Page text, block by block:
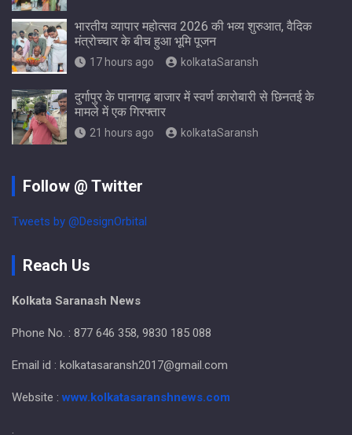
भारतीय व्यापार महोत्सव 2026 की भव्य शुरुआत, वैदिक
मंत्रोच्चार के बीच हुआ भूमि पूजन
17 hours ago kolkataSaransh
दुर्गापुर के पानागढ़ बाजार में स्वर्ण कारोबारी से छिनतई के
मामले में एक गिरफ्तार
21 hours ago kolkataSaransh
Follow @ Twitter
Tweets by @DesignOrbital
Reach Us
Kolkata Saranash News
Phone No. : 877 646 358, 9830 185 088
Email id : kolkatasaransh2017@gmail.com
Website : www.kolkatasaranshnews.com
.